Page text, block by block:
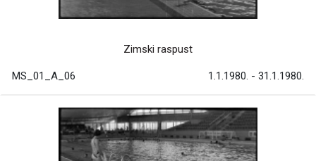
Zimski raspust
MS_01_A_06 1.1.1980. - 31.1.1980.